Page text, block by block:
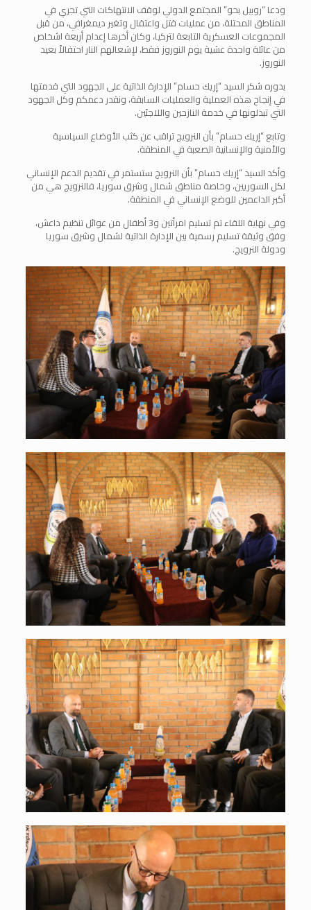
ودعا “روبيل بحو” المجتمع الدولي لوقف الانتهاكات التي تجري في
المناطق المحتلة، من عمليات قتل واعتقال وتغير ديمغرافي، من قبل
المجموعات العسكرية التابعة لتركيا، وكان أخرها إعدام أربعة اشخاص
من عائلة واحدة عشية يوم النوروز فقط، لإشعالهم النار احتفالاً بعيد
النوروز.
بدوره شكر السيد “إريك حسام” الإدارة الذاتية على الجهود التي قدمتها
في إنجاح هذه العملية والعمليات السابقة، ونقدر دعمكم وكل الجهود
التي تبذلونها في خدمة النازحين واللاجئين.
وتابع “إريك حسام” بأن النرويج تراقب عن كثب الأوضاع السياسية
والأمنية والإنسانية الصعبة في المنطقة.
وأكد السيد “إريك حسام” بأن النرويج ستستمر في تقديم الدعم الإنساني
لكل السوريين، وخاصة مناطق شمال وشرق سوريا، فالنرويج هي من
أكبر الداعمين للوضع الإنساني في المنطقة.
وفي نهاية اللقاء تم تسليم امرأتين و3 أطفال من عوائل تنظيم داعش،
وفق وثيقة تسليم رسمية بين الإدارة الذاتية لشمال وشرق سوريا
ودولة النرويج.